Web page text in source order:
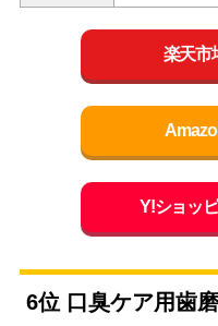
楽天市
Y!ショッ
6位 口臭ケア用歯